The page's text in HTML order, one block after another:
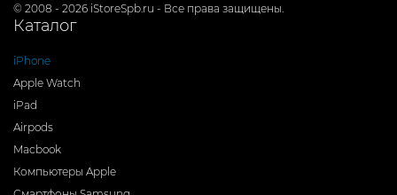
© 2008 - 2026 iStoreSpb.ru - Все права защищены.
Каталог
iPhone
Apple Watch
iPad
Airpods
Macbook
Компьютеры Apple